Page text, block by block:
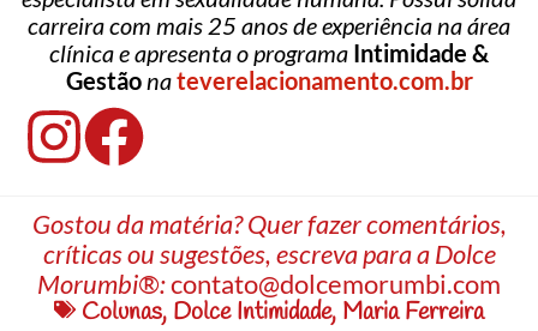
carreira com mais 25 anos de experiência na área
clínica e apresenta o programa Intimidade &
Gestãonateverelacionamento.com.br
Gostou da matéria? Quer fazer comentários,
críticas ou sugestões, escreva para a Dolce
Morumbi®:contato@dolcemorumbi.com
Colunas, Dolce Intimidade, Maria Ferreira